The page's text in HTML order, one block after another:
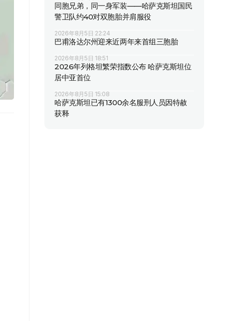
同胞兄弟，同一身军装——哈萨克斯坦国民
警卫队约40对双胞胎并肩服役
2026年8月5日 22:24
巴甫洛达尔州迎来近两年来首组三胞胎
2026年8月5日 18:51
2026年列格坦繁荣指数公布 哈萨克斯坦位
居中亚首位
2026年8月5日 15:08
哈萨克斯坦已有1300余名服刑人员因特赦
获释